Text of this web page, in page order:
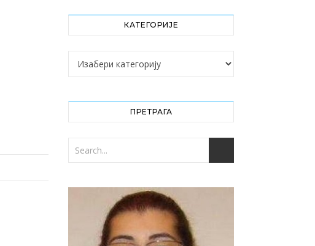
КАТЕГОРИЈЕ
Категорије
ПРЕТРАГА